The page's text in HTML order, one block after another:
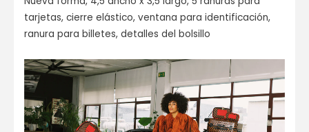
tarjetas, cierre elástico, ventana para identificación,
ranura para billetes, detalles del bolsillo